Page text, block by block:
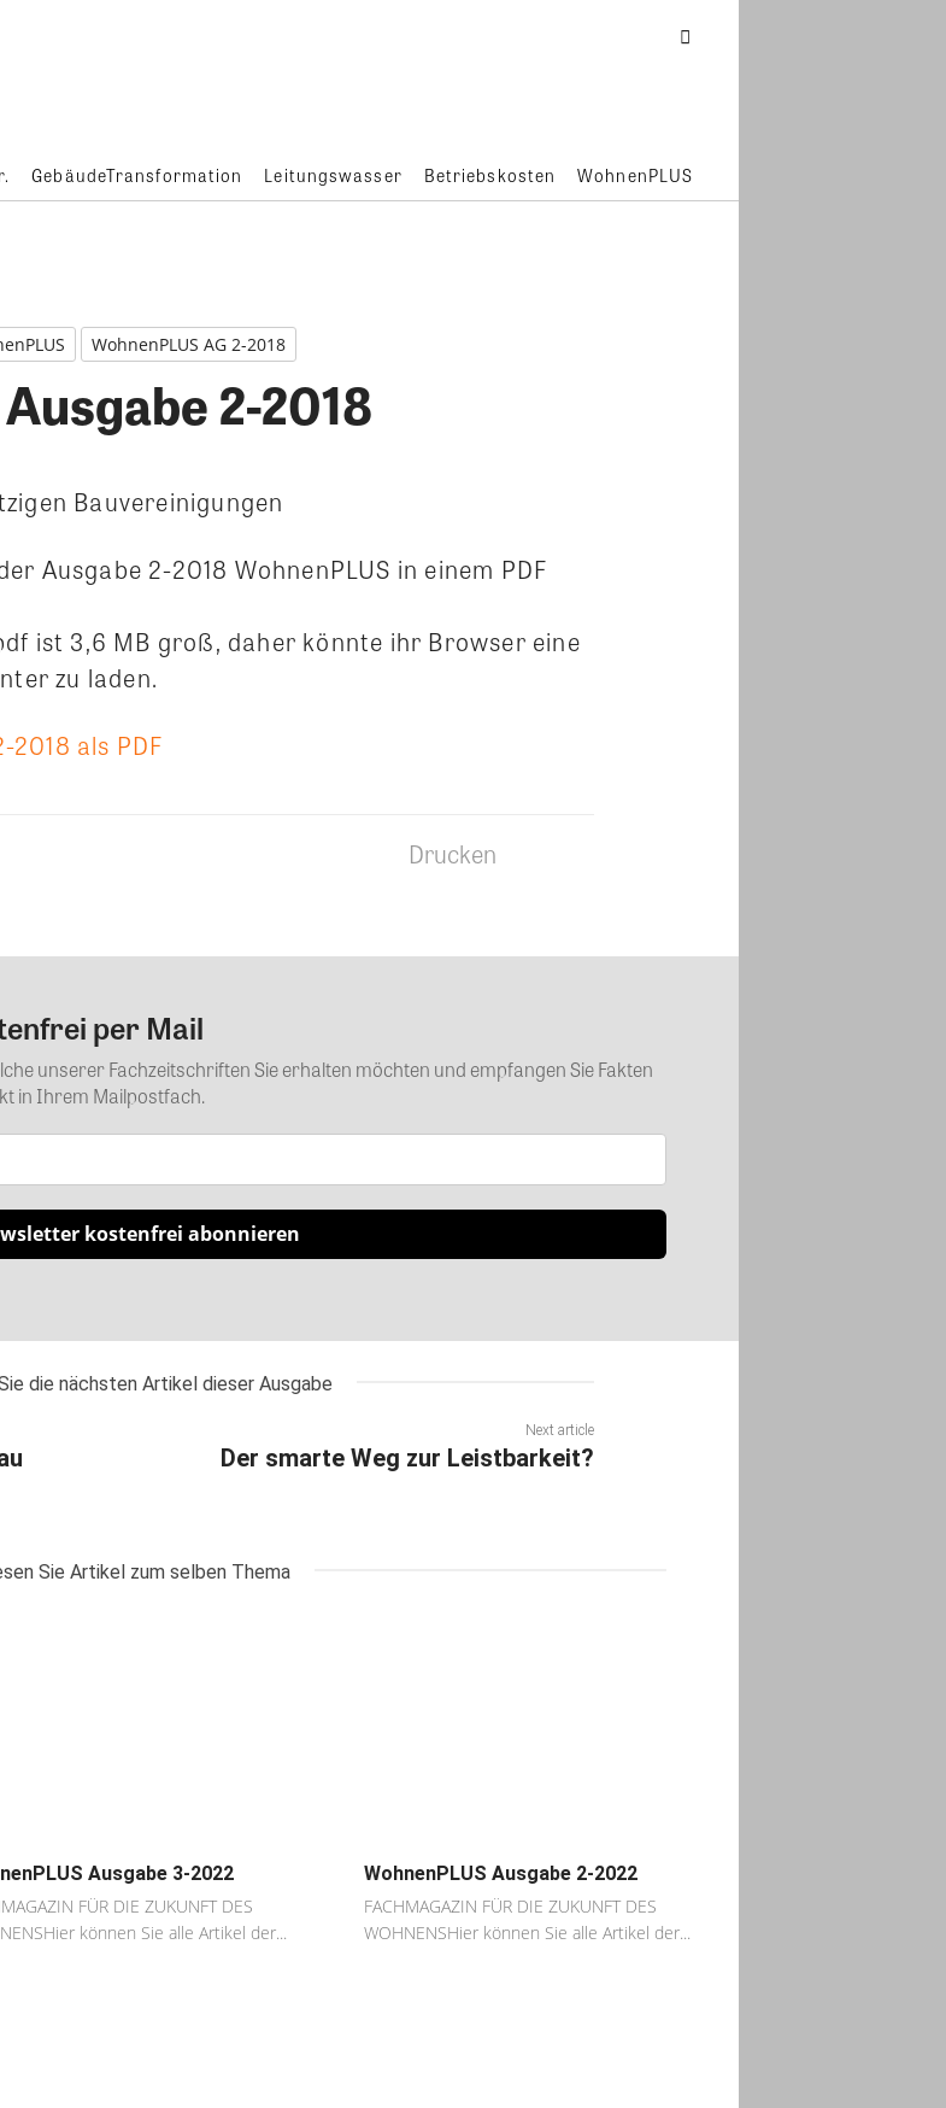
GebäudeTransformation Leitungswasser Betriebskosten
WohnenPLUS
WohnenPLUS AG 2-2018
2-2018
Bauvereinigungen
Ausgabe 2-2018 WohnenPLUS in einem PDF
ist 3,6 MB groß, daher könnte ihr Browser eine
zu laden.
2018 als PDF
Drucken
Kommentar
per Mail
unserer Fachzeitschriften Sie erhalten möchten und empfangen Sie Fakten
in Ihrem Mailpostfach.
kostenfrei abonnieren
die nächsten Artikel dieser Ausgabe
Next article
Der smarte Weg zur Leistbarkeit?
Sie Artikel zum selben Thema
Ausgabe 3-2022
FÜR DIE ZUKUNFT DES
können Sie alle Artikel der...
WohnenPLUS Ausgabe 2-2022
FACHMAGAZIN FÜR DIE ZUKUNFT DES
WOHNENSHier können Sie alle Artikel der...